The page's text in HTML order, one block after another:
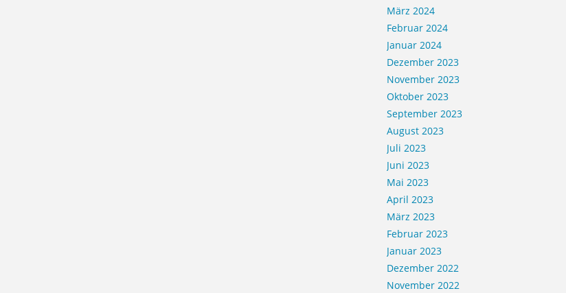
März 2024
Februar 2024
Januar 2024
Dezember 2023
November 2023
Oktober 2023
September 2023
August 2023
Juli 2023
Juni 2023
Mai 2023
April 2023
März 2023
Februar 2023
Januar 2023
Dezember 2022
November 2022